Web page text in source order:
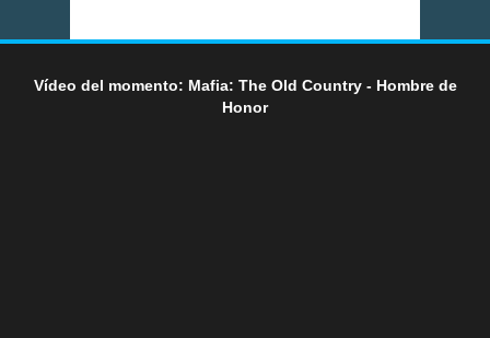
Vídeo del momento: Mafia: The Old Country - Hombre de
Honor